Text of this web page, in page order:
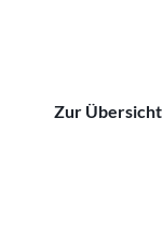
Zur Übersicht